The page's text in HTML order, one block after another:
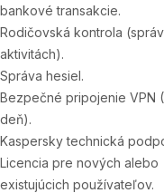
56,99€
bankové transakcie.
Rodičovská kontrola
aktivitách).
Správa hesiel.
Bezpečné pripojenie VPN
deň).
Kaspersky technická
Licencia pre nových alebo
existujúcich používateľov.